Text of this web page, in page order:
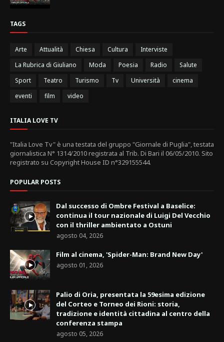
TAGS
Arte Attualità Chiesa Cultura
Interviste
La Rubrica di Giuliano
Moda Poesia Radio
Salute
Sport
Teatro Turismo Tv Università
cinema
eventi
film video
ITALIA LOVE TV
"Italia Love Tv" è una testata del gruppo "Giornale di Puglia", testata
giornalistica N° 1314/2010 registrata al Trib. Di Bari il 06/05/2010. Sito
registrato su Copyright House ID n°329155544.
POPULAR POSTS
Dal successo di Ombre Festival a Baselice:
continua il tour nazionale di Luigi Del Vecchio
con il thriller ambientato a Ostuni
agosto 04, 2026
Film al cinema, 'Spider-Man: Brand New Day'
agosto 01, 2026
Palio di Oria, presentata la 59esima edizione
del Corteo e Torneo dei Rioni: storia,
tradizione e identità cittadina al centro della
conferenza stampa
agosto 05, 2026